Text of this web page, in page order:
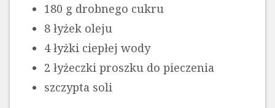
180 g drobnego cukru
8 łyżek oleju
4 łyżki ciepłej wody
2 łyżeczki proszku do pieczenia
szczypta soli